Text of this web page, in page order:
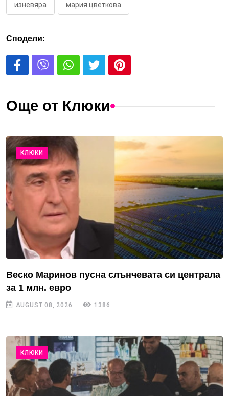
изневяра мария цветкова
Сподели:
Още от Клюки
КЛЮКИ
Веско Маринов пусна слънчевата си централа
за 1 млн. евро
AUGUST 08, 2026 1386
КЛЮКИ